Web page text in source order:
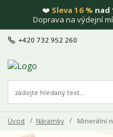
❤️ Sleva 16 % nad
Doprava na výdejní
+420 732 952 260
Úvod Náramky Minerální